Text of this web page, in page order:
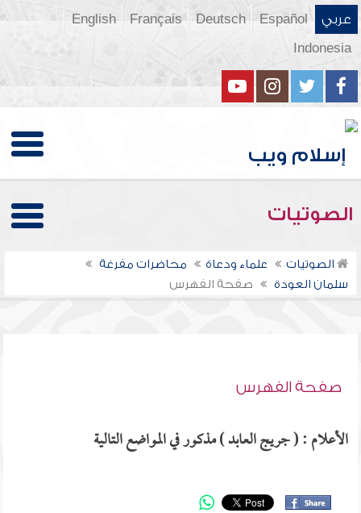
عربي Español
Deutsch
Français
English
Indonesia
الصوتيات
الصوتيات علماء ودعاة
محاضرات مفرغة
سلمان العودة
صفحة الفهرس
صفحة الفهرس
الأعلام : ( جريج العابد ) مذكور في المواضع التالية